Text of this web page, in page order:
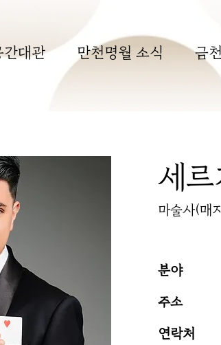
간대관 만천명월 소식 금
세
마술사(매
분야
주소
​연락처